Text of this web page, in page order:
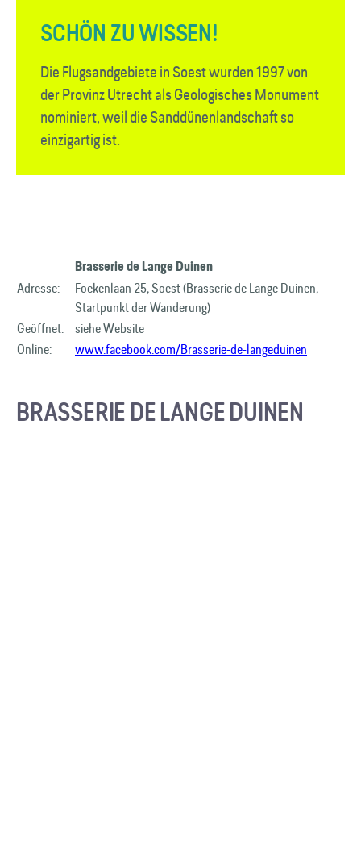
SCHÖN ZU WISSEN!
Die Flugsandgebiete in Soest wurden 1997 von
der Provinz Utrecht als Geologisches Monument
nominiert, weil die Sanddünenlandschaft so
einzigartig ist.
Brasserie de Lange Duinen
Adresse:
Foekenlaan 25, Soest (Brasserie de Lange Duinen,
Startpunkt der Wanderung)
Geöffnet:
siehe Website
Online:
www.facebook.com/Brasserie-de-langeduinen
BRASSERIE DE LANGE DUINEN